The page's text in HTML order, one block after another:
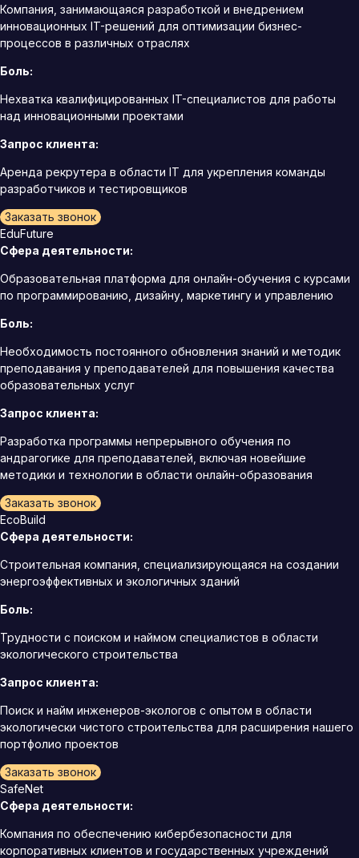
Компания, занимающаяся разработкой и внедрением
инновационных IT-решений для оптимизации бизнес-
процессов в различных отраслях
Боль:
Нехватка квалифицированных IT-специалистов для работы
над инновационными проектами
Запрос клиента:
Аренда рекрутера в области IT для укрепления команды
разработчиков и тестировщиков
Заказать звонок
EduFuture
Сфера деятельности:
Образовательная платформа для онлайн-обучения с курсами
по программированию, дизайну, маркетингу и управлению
Боль:
Необходимость постоянного обновления знаний и методик
преподавания у преподавателей для повышения качества
образовательных услуг
Запрос клиента:
Разработка программы непрерывного обучения по
андрагогике для преподавателей, включая новейшие
методики и технологии в области онлайн-образования
Заказать звонок
EcoBuild
Сфера деятельности:
Строительная компания, специализирующаяся на создании
энергоэффективных и экологичных зданий
Боль:
Трудности с поиском и наймом специалистов в области
экологического строительства
Запрос клиента:
Поиск и найм инженеров-экологов с опытом в области
экологически чистого строительства для расширения нашего
портфолио проектов
Заказать звонок
SafeNet
Сфера деятельности:
Компания по обеспечению кибербезопасности для
корпоративных клиентов и государственных учреждений